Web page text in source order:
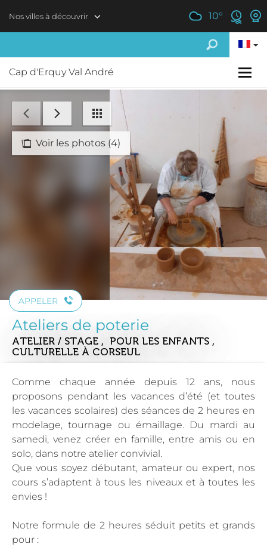
Nos villes à découvrir 10°
Cap d'Erquy Val André
Voir les photos (4)
APPELER
Ateliers de poterie
ATELIER / STAGE , POUR LES ENFANTS ,
CULTURELLE À CORSEUL
Comme chaque année depuis 12 ans, nous
proposons pendant les vacances d’été (et toutes
les vacances scolaires) des séances de 2 heures en
modelage, tournage ou émaillage. Du mardi au
samedi, venez créer en famille, entre amis ou en
solo, dans notre atelier convivial.
Que vous soyez débutant, amateur ou expert, nos
cours s’adaptent à tous les niveaux et à toutes les
envies !
Notre formule de 2 heures séduit petits et grands
pour :